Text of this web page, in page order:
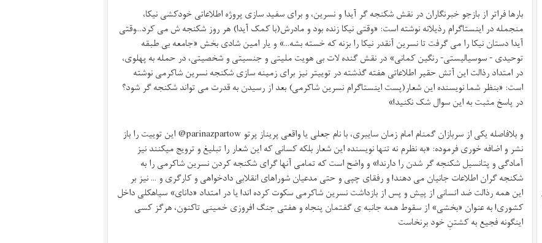
بارها فراتر از بازجو خبرنگاران در نقش شکنجه گر آیدا و نسرین، و برای سفید سازی پروژه اطلاعاتی خودکشی نیکا،
منجمله در اینستاگرام رذیلانه نوشته است: «وقتی نیکا زنده بود و مادرش(با کمک آیدا) هر روز شکنجه ش می کرد…وقتی
آیدا دستان نیکا را می گرفت تا نسرین آنقدر نیکا را بزنه که خسته بشه…» و یار امین شادی بخش «جامعه بی طبقه
توحیدی - سوسیالیستی- رنگین کمانی» در نقش گنده لات بی هویت ملیتی و جنسیتی و شخصیتی، در حمله به پهلوی،
در امتداد رذالت این آتش حقیر اطلاعاتی هفته گذشته در توییتر نیز برای زمینه سازی شکنجه نسرین شاکرمی نوشته
است: «بنظر شما نویسنده این شعار(پست اینستاگرام نسرین شاکرمی) بعد از رسیدن به قدرت می تواند شکنجه گر شود؟
در پاسخ مثبت به این سوال شک نکنید!»
و بلافاصله یکی از سربازان گمنام امام زمان سایبری، با نام جعلی یا واقعی پریناز پرتو parinazpartow@ این توییت را باز
نشر و اضافه خوری فرموده: «به نظرم نه تنها نویسنده این شعار بلکه کسانی که این شعار را تبلیغ و ترویج میکنند نیز
آمادگی و پتانسیل شکنجه گر شدن را دارند!» و واضح است که تمامی آنها گرای شکنجه کردن نسرین شاکرمی را به
شکنجه گران اطلاعات جانیان می دهند! و رفقای چپی و حتی مدعیان شوراهای انقلابی دادخواهی و کارگری و ... نیز بر
این همه رذالت ضد انسانی از پیش و پس از بازداشت نسرین شاکرمی سکوت کرده اند! یا در امتداد «دانای» سیاهکلی داخل
کشوری! به عنوان «بخشی» از سقوط همه جانبه ی گفتمان پنجاه و هفتی جنگ افروزی خمینی تاکنون، هرگز کسی
اینگونه فجیع به کشتنِ خود برنخاست